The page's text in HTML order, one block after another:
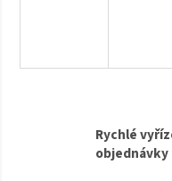
Rychlé
objednávky